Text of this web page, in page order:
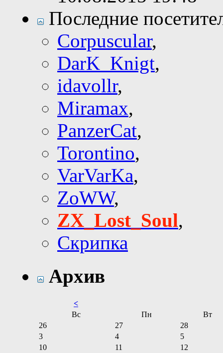
Последние
Corpuscular,
DarK_Knigt,
idavollr,
Miramax,
PanzerCat,
Torontino,
VarVarKa,
ZoWW,
ZX_Lost_Soul,
Скрипка
Архив
<
Вс
Пн
Вт
26
27
28
3
4
5
10
11
12